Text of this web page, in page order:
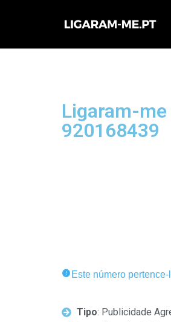
para
Ligaram-me
920168439
Este número
Tipo: Publicidade